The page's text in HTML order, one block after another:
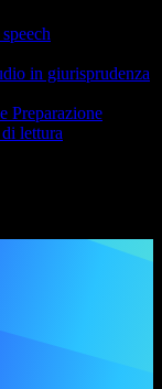
in giurisprudenza
Preparazione
lettura